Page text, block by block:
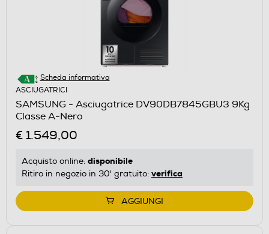
Scheda informativa
ASCIUGATRICI
SAMSUNG - Asciugatrice DV90DB7845GBU3 9Kg
Classe A-Nero
€ 1.549,00
Acquisto online: disponibile
Ritiro in negozio in 30' gratuito: verifica
AGGIUNGI